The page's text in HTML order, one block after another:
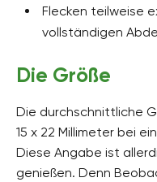
Flecken teilweise
vollständigen
Die Größe
Die durchschnittliche
15 x 22 Millimeter bei
Diese Angabe ist
genießen. Denn